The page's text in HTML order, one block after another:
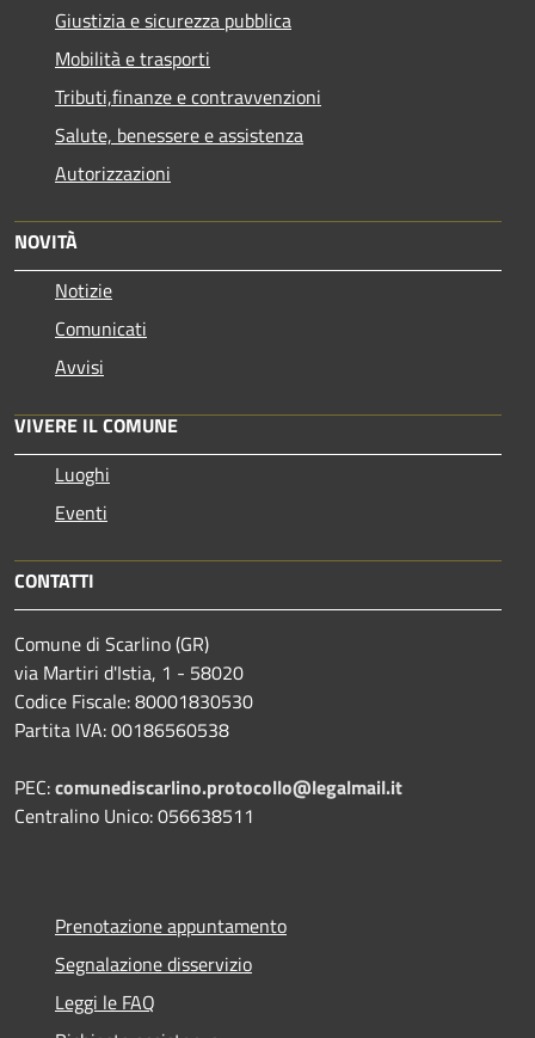
Giustizia e sicurezza pubblica
Mobilità e trasporti
Tributi,finanze e contravvenzioni
Salute, benessere e assistenza
Autorizzazioni
NOVITÀ
Notizie
Comunicati
Avvisi
VIVERE IL COMUNE
Luoghi
Eventi
CONTATTI
Comune di Scarlino (GR)
via Martiri d'Istia, 1 - 58020
Codice Fiscale: 80001830530
Partita IVA: 00186560538
PEC:comunediscarlino.protocollo@legalmail.it
Centralino Unico: 056638511
Prenotazione appuntamento
Segnalazione disservizio
Leggi le FAQ